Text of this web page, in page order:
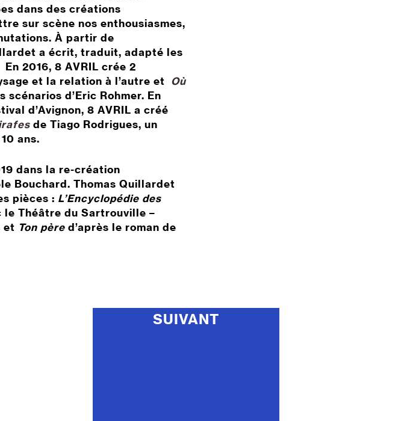
dans des créations
sur scène nos enthousiasmes,
À partir de
a écrit, traduit, adapté les
En 2016, 8 AVRIL crée 2
et la relation à l’autre et Où
scénarios d’Eric Rohmer. En
d’Avignon, 8 AVRIL a créé
de Tiago Rodrigues, un
ans.
dans la re-création
Bouchard. Thomas Quillardet
pièces : L’Encyclopédie des
le Théâtre du Sartrouville –
et Ton père d’après le roman de
SUIVANT